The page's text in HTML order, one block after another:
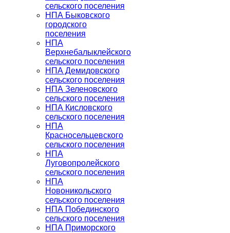
сельского поселения
НПА Быковского
городского
поселения
НПА
Верхнебалыклейского
сельского поселения
НПА Демидовского
сельского поселения
НПА Зеленовского
сельского поселения
НПА Кисловского
сельского поселения
НПА
Красносельцевского
сельского поселения
НПА
Луговопролейского
сельского поселения
НПА
Новоникольского
сельского поселения
НПА Побединского
сельского поселения
НПА Приморского